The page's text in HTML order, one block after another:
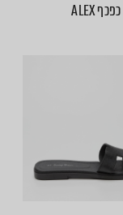
כפכף ALEX